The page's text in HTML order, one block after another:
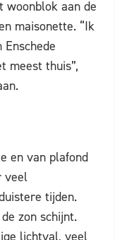
woonblok aan de
maisonette. “Ik
meest thuis”,
en van plafond
veel
tijden.
zon schijnt.